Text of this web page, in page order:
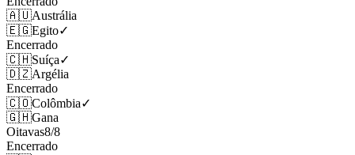
🇦🇺Austrália
🇪🇬Egito✓
Encerrado
🇨🇭Suíça✓
🇩🇿Argélia
Encerrado
🇨🇴Colômbia✓
🇬🇭Gana
Oitavas8/8
Encerrado